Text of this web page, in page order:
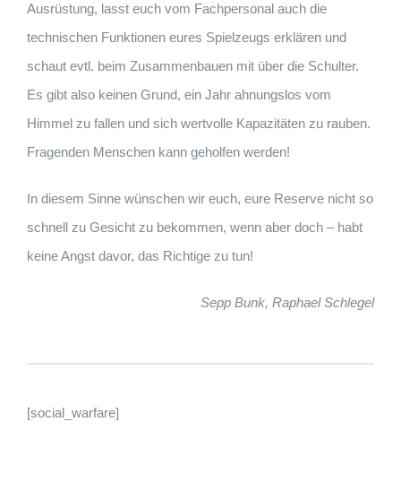
Ausrüstung, lasst euch vom Fachpersonal auch die
technischen Funktionen eures Spielzeugs erklären und
schaut evtl. beim Zusammenbauen mit über die Schulter.
Es gibt also keinen Grund, ein Jahr ahnungslos vom
Himmel zu fallen und sich wertvolle Kapazitäten zu rauben.
Fragenden Menschen kann geholfen werden!
In diesem Sinne wünschen wir euch, eure Reserve nicht so
schnell zu Gesicht zu bekommen, wenn aber doch – habt
keine Angst davor, das Richtige zu tun!
Sepp Bunk, Raphael Schlegel
[social_warfare]